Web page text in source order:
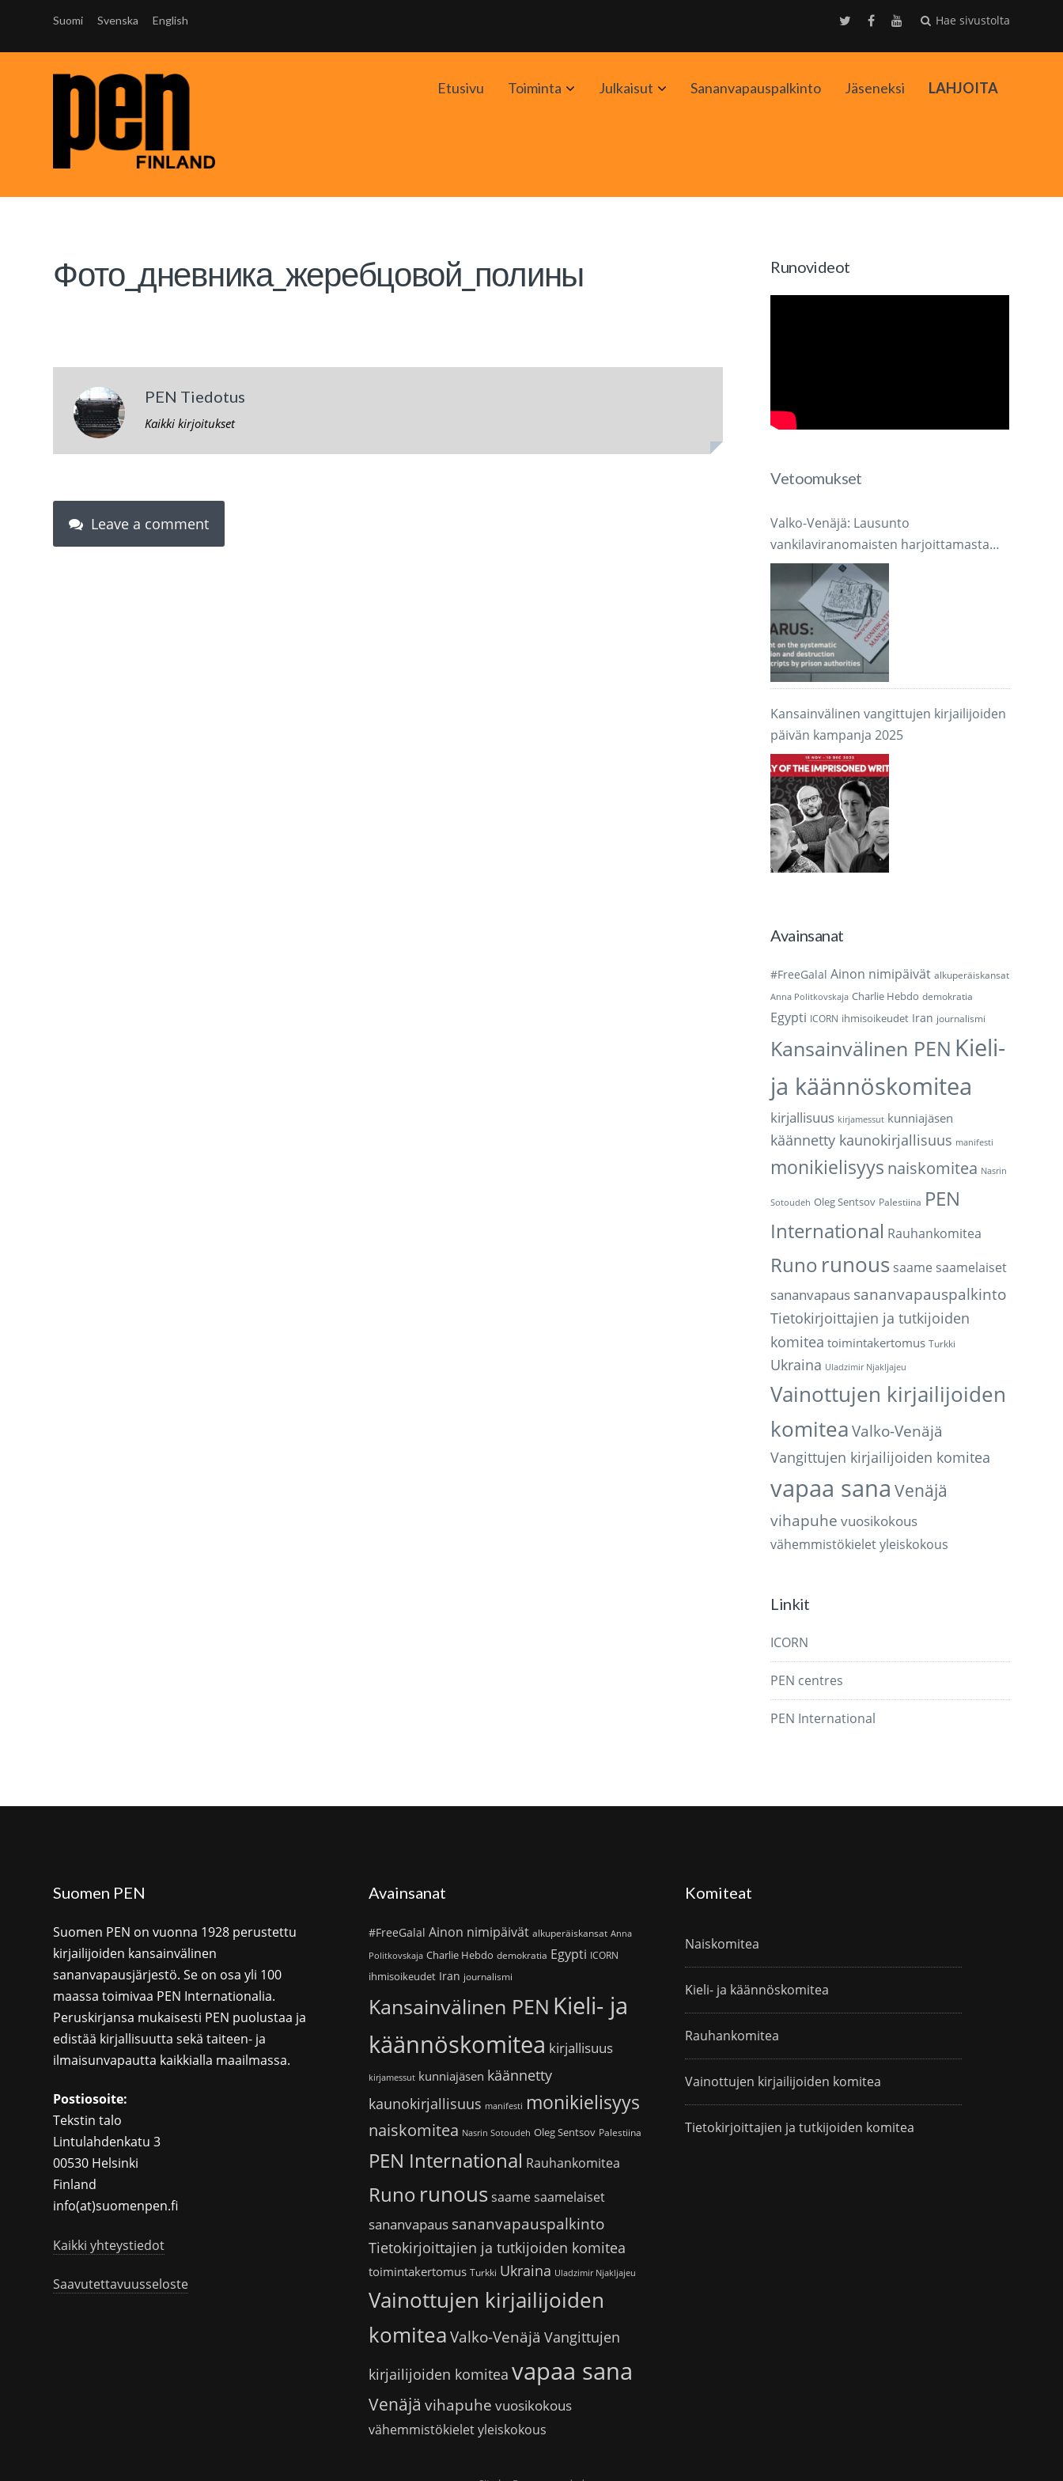
Suomi Svenska English Hae sivustolta
Etusivu Toiminta AvaaJulkaisut AvaaSananvapauspalkinto Jäseneksi LAHJOITA
Фото_дневника_жеребцовой_полины
PEN Tiedotus
Kaikki kirjoitukset
Leave a comment
Runovideot
Vetoomukset
Valko-Venäjä: Lausunto
vankilaviranomaisten harjoittamasta
järjestelmällisestä käsikirjoitusten
takavarikoinnista ja tuhoamisesta
Kansainvälinen vangittujen kirjailijoiden
päivän kampanja 2025
Avainsanat
#FreeGalal Ainon nimipäivät alkuperäiskansat
Anna Politkovskaja Charlie Hebdo demokratia
Egypti ICORN ihmisoikeudet Iran journalismi
Kansainvälinen PEN Kieli-
ja käännöskomitea
kirjallisuus kirjamessut kunniajäsen
käännetty kaunokirjallisuus manifesti
monikielisyys naiskomitea Nasrin
Sotoudeh Oleg Sentsov Palestiina PEN
International Rauhankomitea
Runo runous saame saamelaiset
sananvapaus sananvapauspalkinto
Tietokirjoittajien ja tutkijoiden
komitea toimintakertomus Turkki
Ukraina Uladzimir Njakljajeu
Vainottujen kirjailijoiden
komitea Valko-Venäjä
Vangittujen kirjailijoiden komitea
vapaa sana Venäjä
vihapuhe vuosikokous
vähemmistökieletyleiskokous
Linkit
ICORN
PEN centres
PEN International
Suomen PEN
Suomen PEN on vuonna 1928 perustettu
kirjailijoiden kansainvälinen
sananvapausjärjestö. Se on osa yli 100
maassa toimivaa PEN Internationalia.
Peruskirjansa mukaisesti PEN puolustaa ja
edistää kirjallisuutta sekä taiteen- ja
ilmaisunvapautta kaikkialla maailmassa.
Postiosoite:
Tekstin talo
Lintulahdenkatu 3
00530 Helsinki
Finland
info(at)suomenpen.fi
Kaikki yhteystiedot
Saavutettavuusseloste
Avainsanat
#FreeGalal Ainon nimipäivät alkuperäiskansat Anna
Politkovskaja Charlie Hebdo demokratia Egypti ICORN
ihmisoikeudet Iran journalismi
Kansainvälinen PEN Kieli- ja
käännöskomitea kirjallisuus
kirjamessut kunniajäsen käännetty
kaunokirjallisuus manifesti monikielisyys
naiskomitea Nasrin Sotoudeh Oleg Sentsov Palestiina
PEN International Rauhankomitea
Runo runoussaamesaamelaiset
sananvapaus sananvapauspalkinto
Tietokirjoittajien ja tutkijoiden komitea
toimintakertomus Turkki Ukraina Uladzimir Njakljajeu
Vainottujen kirjailijoiden
komitea Valko-Venäjä Vangittujen
kirjailijoiden komitea vapaa sana
Venäjä vihapuhe vuosikokous
vähemmistökieletyleiskokous
Komiteat
Naiskomitea
Kieli- ja käännöskomitea
Rauhankomitea
Vainottujen kirjailijoiden komitea
Tietokirjoittajien ja tutkijoiden komitea